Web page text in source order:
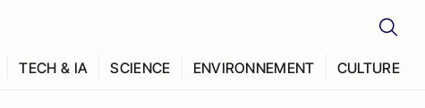
TECH & IA SCIENCE ENVIRONNEMENT CULTURE